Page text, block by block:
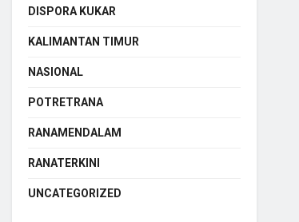
DISPORA KUKAR
KALIMANTAN TIMUR
NASIONAL
POTRETRANA
RANAMENDALAM
RANATERKINI
UNCATEGORIZED